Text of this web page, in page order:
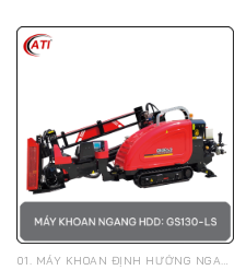
01. MÁY KHOAN ĐỊNH HƯỚNG NGANG, KÉO ỐNG NGẦM HDD - GOODENG